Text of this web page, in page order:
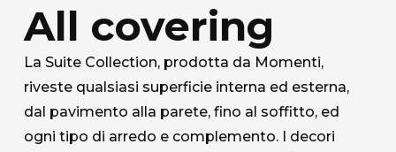
All covering
La Suite Collection, prodotta da Momenti,
riveste qualsiasi superficie interna ed esterna,
dal pavimento alla parete, fino al soffitto, ed
ogni tipo di arredo e complemento. I decori
47016 Predappio (FC), Italy
commerciale@momenti-
casa.it
+39 0543 922982